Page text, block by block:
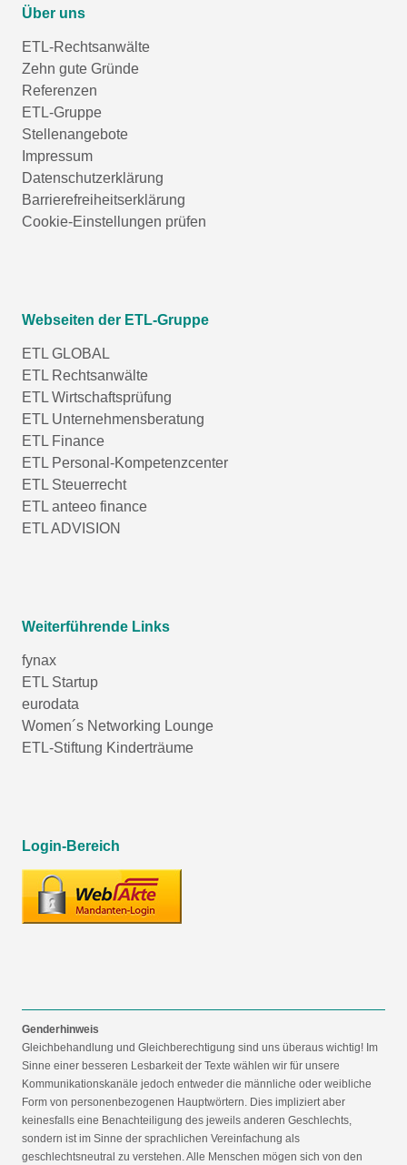
Über uns
ETL-Rechtsanwälte
Zehn gute Gründe
Referenzen
ETL-Gruppe
Stellenangebote
Impressum
Datenschutzerklärung
Barrierefreiheitserklärung
Cookie-Einstellungen prüfen
Webseiten der ETL-Gruppe
ETL GLOBAL
ETL Rechtsanwälte
ETL Wirtschaftsprüfung
ETL Unternehmensberatung
ETL Finance
ETL Personal-Kompetenzcenter
ETL Steuerrecht
ETL anteeo finance
ETL ADVISION
Weiterführende Links
fynax
ETL Startup
eurodata
Women´s Networking Lounge
ETL-Stiftung Kinderträume
Login-Bereich
Genderhinweis
Gleichbehandlung und Gleichberechtigung sind uns überaus wichtig! Im
Sinne einer besseren Lesbarkeit der Texte wählen wir für unsere
Kommunikationskanäle jedoch entweder die männliche oder weibliche
Form von personenbezogenen Hauptwörtern. Dies impliziert aber
keinesfalls eine Benachteiligung des jeweils anderen Geschlechts,
sondern ist im Sinne der sprachlichen Vereinfachung als
geschlechtsneutral zu verstehen. Alle Menschen mögen sich von den